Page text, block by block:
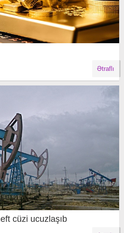
Ətraflı
cüzi ucuzlaşıb